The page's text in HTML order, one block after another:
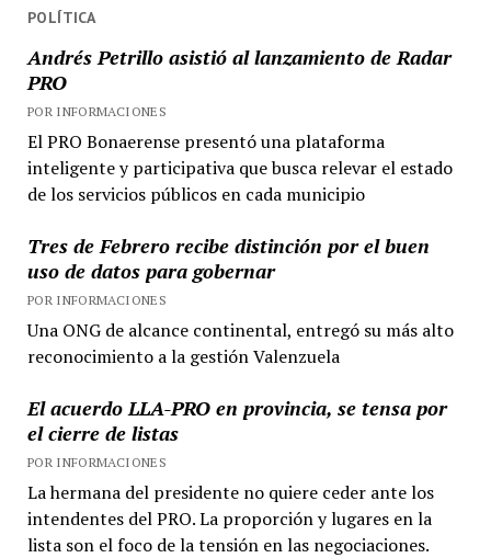
POLÍTICA
Andrés Petrillo asistió al lanzamiento de Radar
PRO
POR INFORMACIONES
El PRO Bonaerense presentó una plataforma
inteligente y participativa que busca relevar el estado
de los servicios públicos en cada municipio
Tres de Febrero recibe distinción por el buen
uso de datos para gobernar
POR INFORMACIONES
Una ONG de alcance continental, entregó su más alto
reconocimiento a la gestión Valenzuela
El acuerdo LLA-PRO en provincia, se tensa por
el cierre de listas
POR INFORMACIONES
La hermana del presidente no quiere ceder ante los
intendentes del PRO. La proporción y lugares en la
lista son el foco de la tensión en las negociaciones.